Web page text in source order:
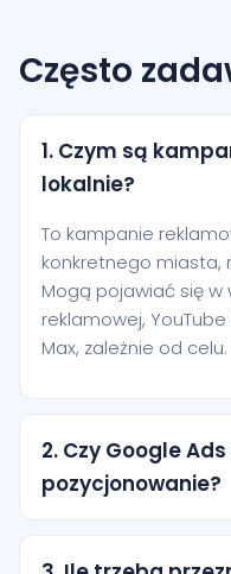
Często
1. Czym są
lokalnie?
To kampanie
konkretnego miasta,
Mogą pojawiać się w
reklamowej,
Max, zależnie od celu.
2. Czy Google
pozycjonowanie?
Tak, reklamy mogą
od razu po